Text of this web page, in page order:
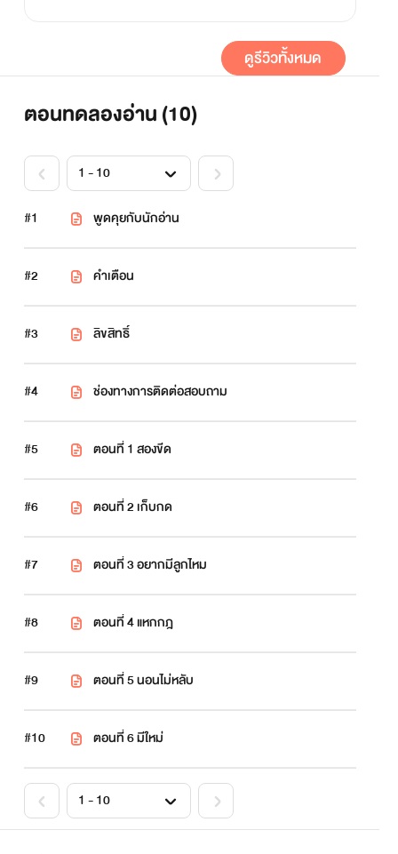
ดูรีวิวทั้งหมด
ตอนทดลองอ่าน (10)
#1 พูดคุยกับนักอ่าน
#2 คำเตือน
#3 ลิขสิทธิ์
#4 ช่องทางการติดต่อสอบถาม
#5 ตอนที่ 1 สองขีด
#6 ตอนที่ 2 เก็บกด
#7 ตอนที่ 3 อยากมีลูกไหม
#8 ตอนที่ 4 แหกกฎ
#9 ตอนที่ 5 นอนไม่หลับ
#10 ตอนที่ 6 มีใหม่